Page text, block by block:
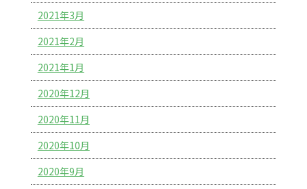
2021年3月
2021年2月
2021年1月
2020年12月
2020年11月
2020年10月
2020年9月